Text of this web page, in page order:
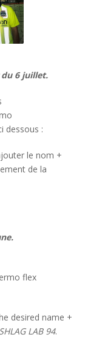
6 juillet.
dessous :
le nom +
de la
flex
desired name +
LAB 94.